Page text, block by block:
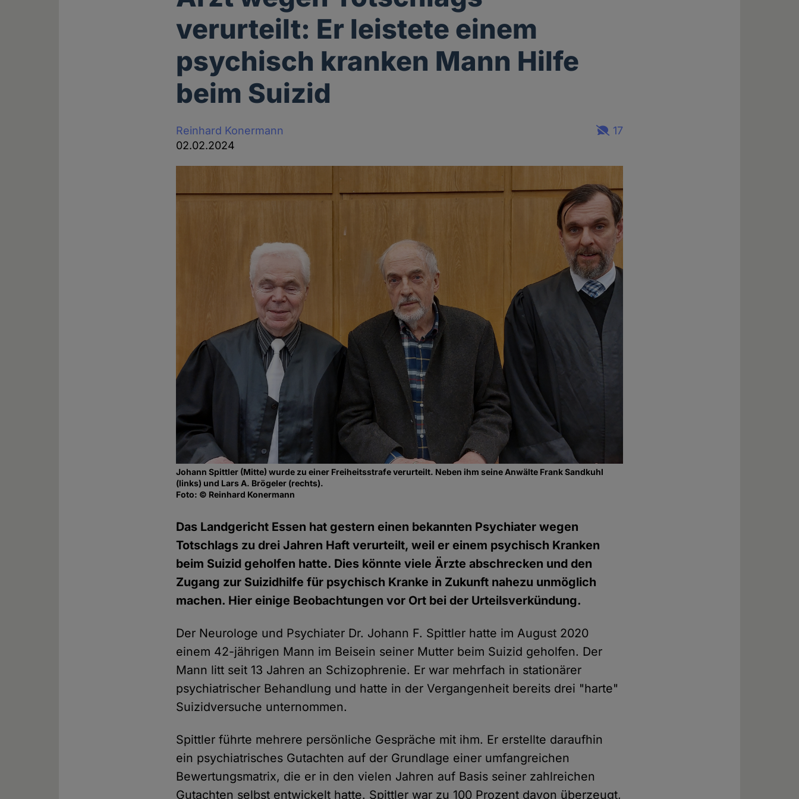
verurteilt: Er leistete einem
psychisch kranken Mann Hilfe
beim Suizid
Reinhard Konermann
02.02.2024
17
Johann Spittler (Mitte) wurde zu einer Freiheitsstrafe verurteilt. Neben ihm seine Anwälte Frank Sandkuhl
(links) und Lars A. Brögeler (rechts).
Foto: © Reinhard Konermann
Das Landgericht Essen hat gestern einen bekannten Psychiater wegen
Totschlags zu drei Jahren Haft verurteilt, weil er einem psychisch Kranken
beim Suizid geholfen hatte. Dies könnte viele Ärzte abschrecken und den
Zugang zur Suizidhilfe für psychisch Kranke in Zukunft nahezu unmöglich
machen. Hier einige Beobachtungen vor Ort bei der Urteilsverkündung.
Der Neurologe und Psychiater Dr. Johann F. Spittler hatte im August 2020
einem 42-jährigen Mann im Beisein seiner Mutter beim Suizid geholfen. Der
Mann litt seit 13 Jahren an Schizophrenie. Er war mehrfach in stationärer
psychiatrischer Behandlung und hatte in der Vergangenheit bereits drei "harte"
Suizidversuche unternommen.
Spittler führte mehrere persönliche Gespräche mit ihm. Er erstellte daraufhin
ein psychiatrisches Gutachten auf der Grundlage einer umfangreichen
Bewertungsmatrix, die er in den vielen Jahren auf Basis seiner zahlreichen
Gutachten selbst entwickelt hatte. Spittler war zu 100 Prozent davon überzeugt,